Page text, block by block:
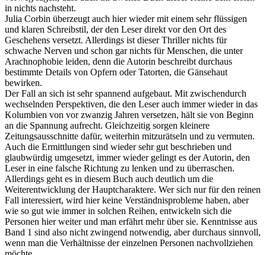
in nichts nachsteht.
Julia Corbin überzeugt auch hier wieder mit einem sehr flüssigen
und klaren Schreibstil, der den Leser direkt vor den Ort des
Geschehens versetzt. Allerdings ist dieser Thriller nichts für
schwache Nerven und schon gar nichts für Menschen, die unter
Arachnophobie leiden, denn die Autorin beschreibt durchaus
bestimmte Details von Opfern oder Tatorten, die Gänsehaut
bewirken.
Der Fall an sich ist sehr spannend aufgebaut. Mit zwischendurch
wechselnden Perspektiven, die den Leser auch immer wieder in das
Kolumbien von vor zwanzig Jahren versetzen, hält sie von Beginn
an die Spannung aufrecht. Gleichzeitig sorgen kleinere
Zeitungsausschnitte dafür, weiterhin mitzurätseln und zu vermuten.
Auch die Ermittlungen sind wieder sehr gut beschrieben und
glaubwürdig umgesetzt, immer wieder gelingt es der Autorin, den
Leser in eine falsche Richtung zu lenken und zu überraschen.
Allerdings geht es in diesem Buch auch deutlich um die
Weiterentwicklung der Hauptcharaktere. Wer sich nur für den reinen
Fall interessiert, wird hier keine Verständnisprobleme haben, aber
wie so gut wie immer in solchen Reihen, entwickeln sich die
Personen hier weiter und man erfährt mehr über sie. Kenntnisse aus
Band 1 sind also nicht zwingend notwendig, aber durchaus sinnvoll,
wenn man die Verhältnisse der einzelnen Personen nachvollziehen